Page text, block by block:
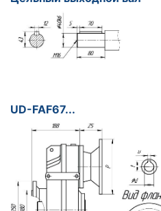
UD-FAF67...